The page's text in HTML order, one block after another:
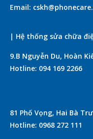
Email:
| Hệ thống sửa chữa
9.B Nguyễn Du, Hoàn
Hotline: 094 169 2266
81 Phố Vọng, Hai Bà
Hotline: 0968 272 111